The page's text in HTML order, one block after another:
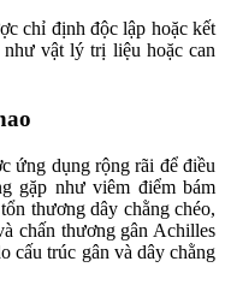
chỉ định độc lập hoặc kết
vật lý trị liệu hoặc can
ứng dụng rộng rãi để điều
gặp như viêm điểm bám
thương dây chằng chéo,
chấn thương gân Achilles
cấu trúc gân và dây chằng